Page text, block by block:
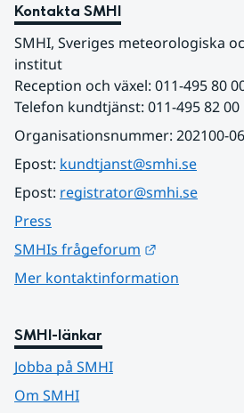
Kontakta SMHI
SMHI, Sveriges meteorologiska
institut
Reception och växel: 011-495 80
Telefon kundtjänst: 011-495 82 00
Organisationsnummer: 202100-
Epost: kundtjanst@smhi.se
Epost: registrator@smhi.se
Press
SMHIs frågeforum
Mer kontaktinformation
SMHI-länkar
Jobba på SMHI
Om SMHI